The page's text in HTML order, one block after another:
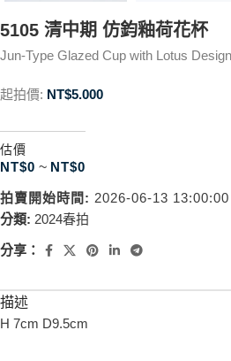
5105 清中期 仿鈞釉荷花杯
Jun-Type Glazed Cup with Lotus
起拍價: NT$5.000
估價
NT$0 ~ NT$0
拍賣開始時間: 2026-06-13
分類: 2024春拍
分享：
描述
H 7cm D9.5cm